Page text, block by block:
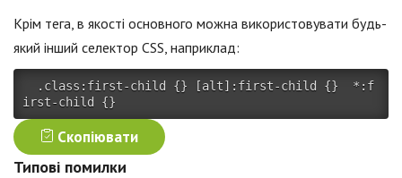
Крім тега, в якості основного можна використовувати будь-
який інший селектор CSS, наприклад:
.class:first-child {} [alt]:first-child {}
*:f
irst-child
{}
Скопіювати
Типові помилки